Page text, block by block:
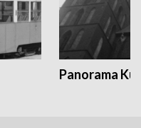
Panorama